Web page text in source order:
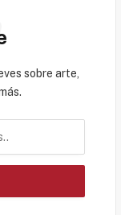
sobre arte,